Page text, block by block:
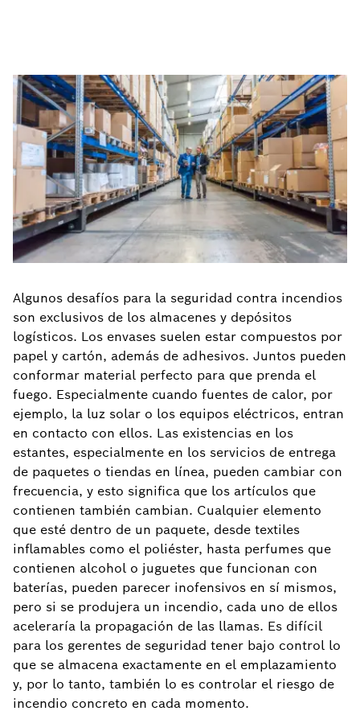
Algunos desafíos para la seguridad contra incendios
son exclusivos de los almacenes y depósitos
logísticos. Los envases suelen estar compuestos por
papel y cartón, además de adhesivos. Juntos pueden
conformar material perfecto para que prenda el
fuego. Especialmente cuando fuentes de calor, por
ejemplo, la luz solar o los equipos eléctricos, entran
en contacto con ellos. Las existencias en los
estantes, especialmente en los servicios de entrega
de paquetes o tiendas en línea, pueden cambiar con
frecuencia, y esto significa que los artículos que
contienen también cambian. Cualquier elemento
que esté dentro de un paquete, desde textiles
inflamables como el poliéster, hasta perfumes que
contienen alcohol o juguetes que funcionan con
baterías, pueden parecer inofensivos en sí mismos,
pero si se produjera un incendio, cada uno de ellos
aceleraría la propagación de las llamas. Es difícil
para los gerentes de seguridad tener bajo control lo
que se almacena exactamente en el emplazamiento
y, por lo tanto, también lo es controlar el riesgo de
incendio concreto en cada momento.